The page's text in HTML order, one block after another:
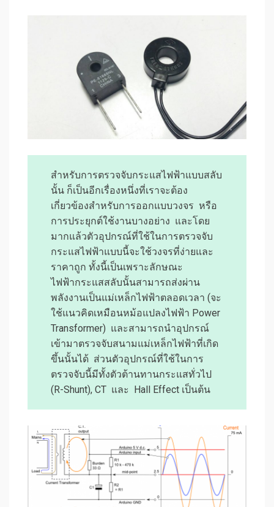
สำหรับการตรวจจับกระแสไฟฟ้าแบบสลับ
นั้น ก็เป็นอีกเรื่องหนึ่งที่เราจะต้อง
เกี่ยวข้องสำหรับการออกแบบวงจร หรือ
การประยุกต์ใช้งานบางอย่าง และโดย
มากแล้วตัวอุปกรณ์ที่ใช้ในการตรวจจับ
กระแสไฟฟ้าแบบนี้จะใช้วงจรที่ง่ายและ
ราคาถูก ทั้งนี้เป็นเพราะลักษณะ
ไฟฟ้ากระแสสลับนั้นสามารถส่งผ่าน
พลังงานเป็นแม่เหล็กไฟฟ้าตลอดเวลา (จะ
ใช้แนวคิดเหมือนหม้อแปลงไฟฟ้า Power
Transformer) และสามารถนำอุปกรณ์
เข้ามาตรวจจับสนามแม่เหล็กไฟฟ้าที่เกิด
ขึ้นนั้นได้ ส่วนตัวอุปกรณ์ที่ใช้ในการ
ตรวจจับนี้มีทั้งตัวต้านทานกระแสทั่วไป
(R-Shunt), CT และ Hall Effect เป็นต้น